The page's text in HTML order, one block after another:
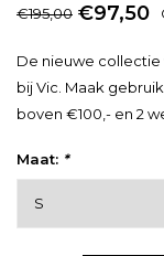
€195,00 €97,50
De nieuwe collectie
bij Vic. Maak
boven €100,- en 2
Maat: *